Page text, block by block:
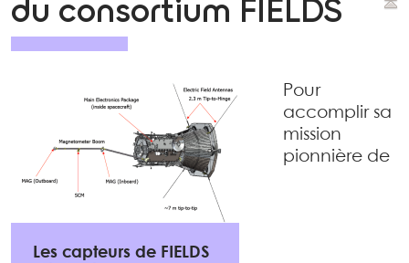
du consortium FIELDS
Les capteurs de FIELDS
Pour
accomplir sa
mission
pionnière de